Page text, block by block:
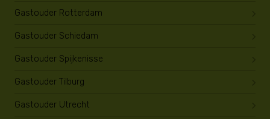
Gastouder Rotterdam
Gastouder Schiedam
Gastouder Spijkenisse
Gastouder Tilburg
Gastouder Utrecht